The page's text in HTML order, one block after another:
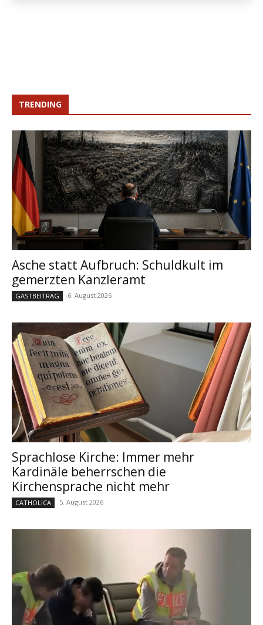
TRENDING
Asche statt Aufbruch: Schuldkult im
gemerzten Kanzleramt
GASTBEITRAG 6. August 2026
Sprachlose Kirche: Immer mehr
Kardinäle beherrschen die
Kirchensprache nicht mehr
CATHOLICA 5. August 2026